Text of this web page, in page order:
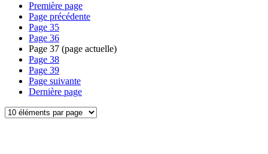
Première page
Page précédente
Page 35
Page 36
Page 37 (page actuelle)
Page 38
Page 39
Page suivante
Dernière page